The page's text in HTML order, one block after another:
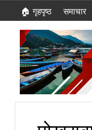
🏠 गृहपृष्ठ समाचार